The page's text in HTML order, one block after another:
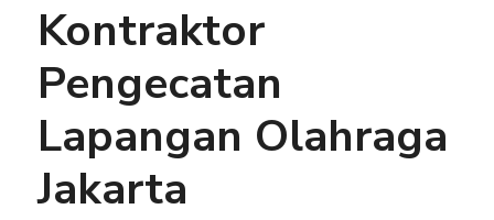
Kontraktor
Pengecatan
Lapangan Olahraga
Jakarta